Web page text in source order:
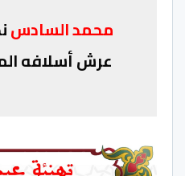
محمد السادس
عرش أسلافه